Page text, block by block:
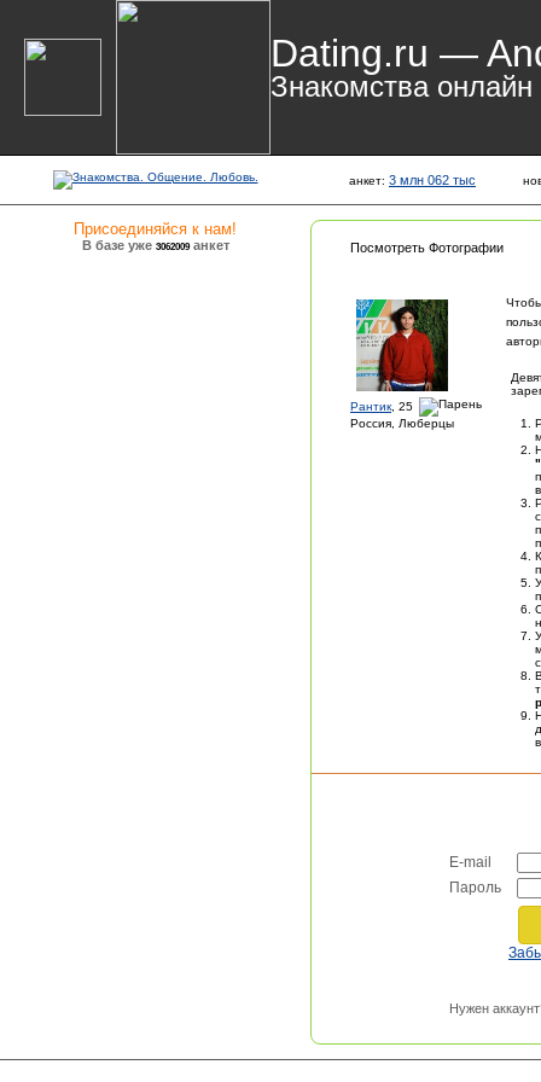
Dating.ru —
Знакомства онлайн
анкет: 3 млн 062 тыс
Присоединяйся к нам!
В базе уже 3062009анкет Посмотреть Фотографии
Рантик , 25
Россия, Люберцы
E-mail
Пароль
Нужен